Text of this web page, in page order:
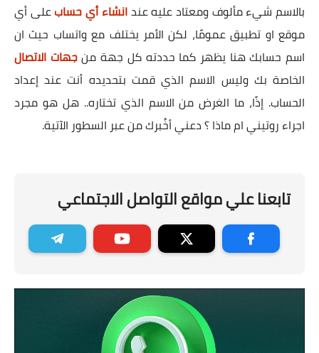
بالاسم شيء مألوف ومعتاد عليه عندانشاء أي حسابعلى أي
موقع او تطبيق عمومًا، لكن الأمر يختلف مع واتساب حيث ان
اسم حسابك هنا يظهر كما حددته كل جهة منجهات الاتصال
الخاصة بك وليس الاسم الذي قمت بتحديده أنت عند إعداد
الحساب. إذًا، ما الغرض من الاسم الذي تختاره.. هل هو مجرد
اجراء روتيني ام ماذا ؟ دعني أخُبرك من عبر السطور الآتية.
تابعنا علي مواقع التواصل الاجتماعي